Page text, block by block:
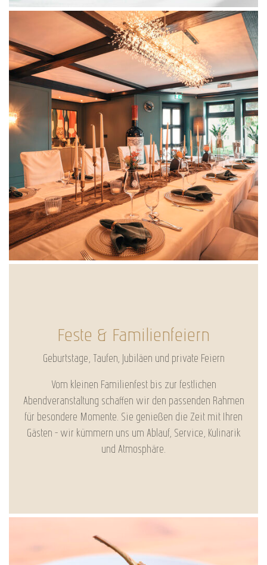
Feste & Familienfeiern
Geburtstage, Taufen, Jubiläen und private Feiern
Vom kleinen Familienfest bis zur festlichen
Abendveranstaltung schaffen wir den passenden Rahmen
für besondere Momente. Sie genießen die Zeit mit Ihren
Gästen – wir kümmern uns um Ablauf, Service, Kulinarik
und Atmosphäre.